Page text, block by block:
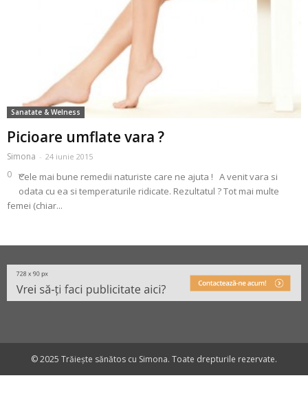
Sanatate & Welness
Picioare umflate vara ?
Simona - 24 iunie 2015
0 Cele mai bune remedii naturiste care ne ajuta ! A venit vara si
odata cu ea si temperaturile ridicate. Rezultatul ? Tot mai multe
femei (chiar...
© 2025 Trăiește sănătos cu Simona. Toate drepturile rezervate.